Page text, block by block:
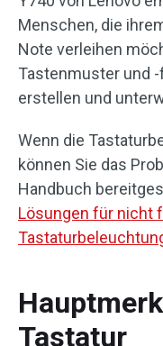
Menschen, die
Note verleihen
Tastenmuster und
erstellen und
Wenn die
können Sie das
Handbuch
Lösungen für nicht
Tastatur